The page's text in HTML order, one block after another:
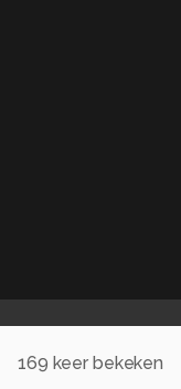
169 keer bekeken